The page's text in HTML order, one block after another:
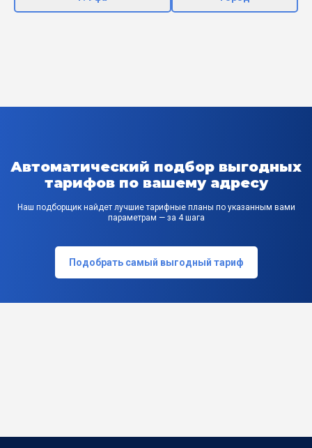
Автоматический подбор выгодных
тарифов по вашему адресу
Наш подборщик найдет лучшие тарифные планы по указанным вами
параметрам — за 4 шага
Подобрать самый выгодный тариф